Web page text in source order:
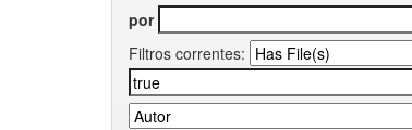
por
Filtros correntes: